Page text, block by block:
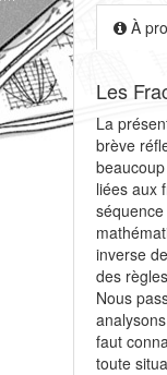
À
Les
La
brève
liées aux
inverse
des
Nous
faut
toute